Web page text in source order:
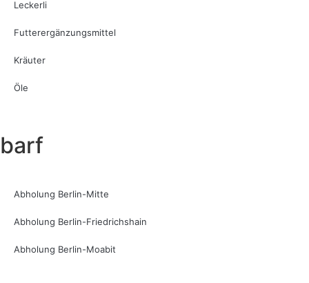
Leckerli
Futterergänzungsmittel
Kräuter
Öle
barf
Abholung Berlin-Mitte
Abholung Berlin-Friedrichshain
Abholung Berlin-Moabit